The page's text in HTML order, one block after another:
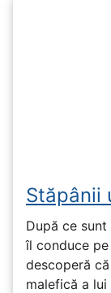
Stăpânii
După ce
îl conduce
descoperă
malefică a